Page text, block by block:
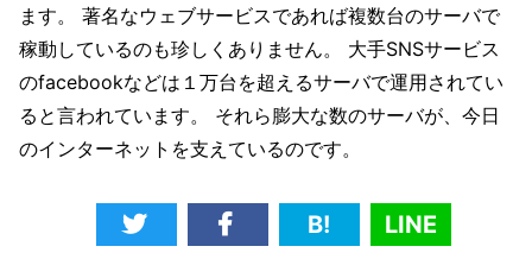
ます。 著名なウェブサービスであれば複数台のサーバで
稼動しているのも珍しくありません。 大手SNSサービス
のfacebookなどは１万台を超えるサーバで運用されてい
ると言われています。 それら膨大な数のサーバが、今日
のインターネットを支えているのです。
B! LINE